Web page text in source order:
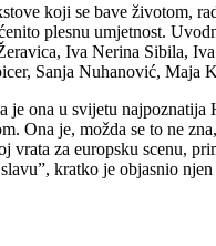
koji se bave životom,
plesnu umjetnost.
Iva Nerina Sibila,
Sanja Nuhanović, Maja
ona u svijetu
Ona je, možda se to ne
za europsku scenu,
kratko je objasnio